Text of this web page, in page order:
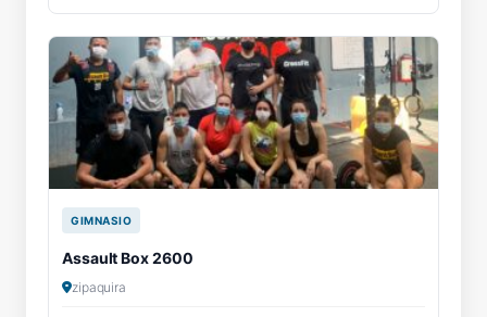
GIMNASIO
Assault Box 2600
zipaquira